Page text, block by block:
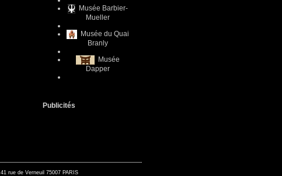
Musée Barbier-
Mueller
Musée du Quai
Branly
Musée
Dapper
Publicités
41 rue de Verneuil 75007 PARIS